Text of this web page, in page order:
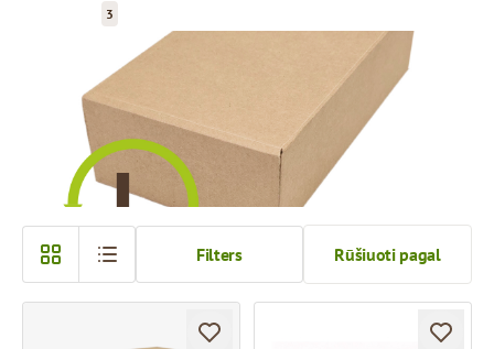
3
Rūšiuoti pagal
Filters